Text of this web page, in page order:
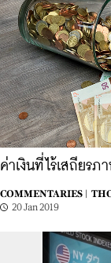
ค่าเงินที่ไร้เสถียร
COMMENTARIES |
20 Jan 2019